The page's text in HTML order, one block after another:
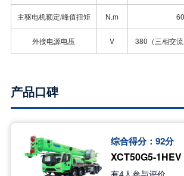
主驱电机额定/峰值扭矩 N.m
外接电源电压 V 380（三相交
产品口碑
综合得分： 92分
XCT50G5-1HEV
有4人参与评价